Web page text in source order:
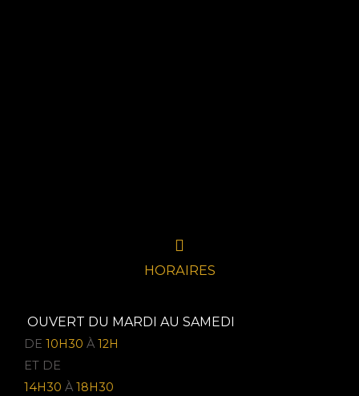
HORAIRES
OUVERT DU MARDI AU SAMEDI
DE 10H30 À 12H
ET DE
14H30 À 18H30